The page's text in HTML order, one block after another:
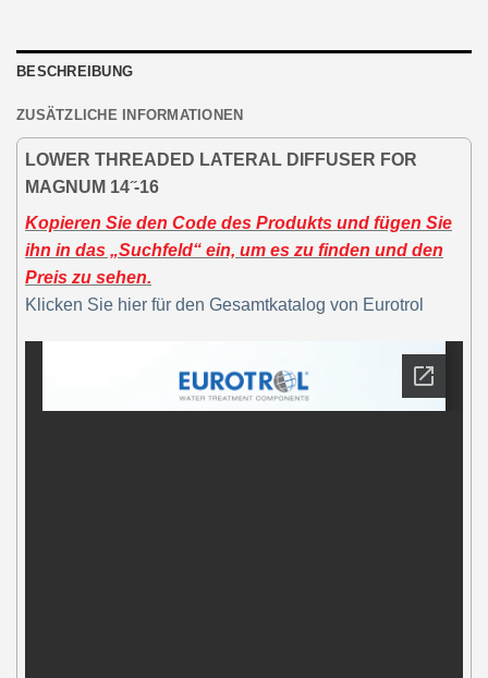
BESCHREIBUNG
ZUSÄTZLICHE INFORMATIONEN
LOWER THREADED LATERAL DIFFUSER FOR
MAGNUM 14 ̋-16
Kopieren Sie den Code des Produkts und fügen Sie
ihn in das „Suchfeld“ ein, um es zu finden und den
Preis zu sehen.
Klicken Sie hier für den Gesamtkatalog von Eurotrol